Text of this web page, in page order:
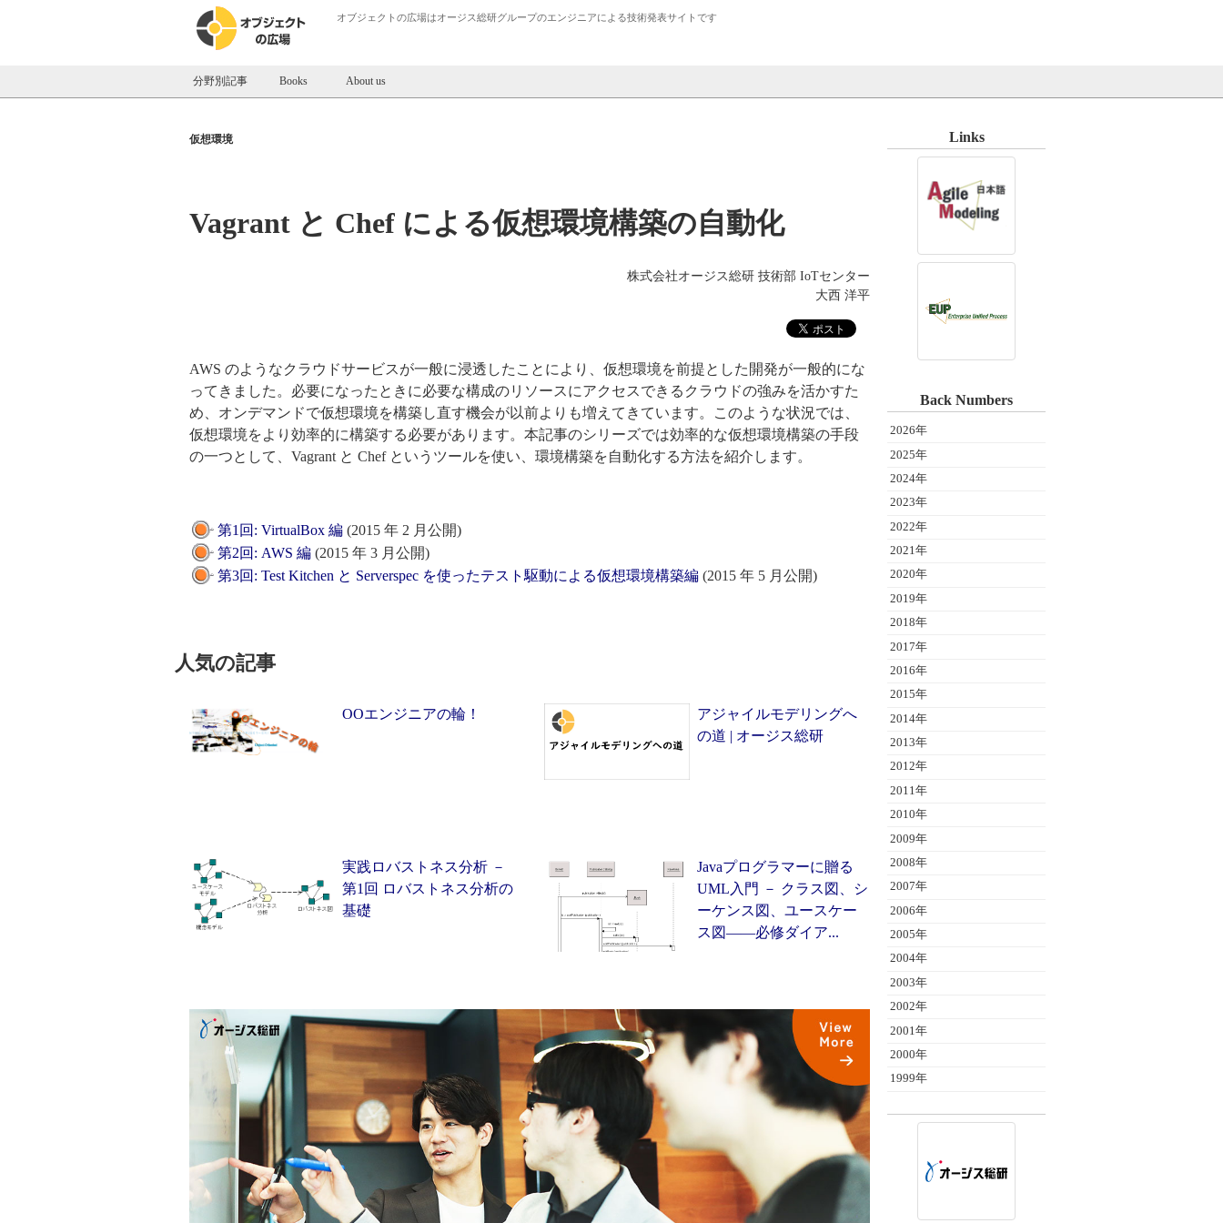
オブジェクトの広場はオージス総研グループのエンジニアによる技術発表サイトです
分野別記事 Books About us
仮想環境
Vagrant と Chef による仮想環境構築の自動化
株式会社オージス総研 技術部 IoTセンター
大西 洋平
AWS のようなクラウドサービスが一般に浸透したことにより、仮想環境を前提とした開発が一般的にな
ってきました。必要になったときに必要な構成のリソースにアクセスできるクラウドの強みを活かすた
め、オンデマンドで仮想環境を構築し直す機会が以前よりも増えてきています。このような状況では、
仮想環境をより効率的に構築する必要があります。本記事のシリーズでは効率的な仮想環境構築の手段
の一つとして、Vagrant と Chef というツールを使い、環境構築を自動化する方法を紹介します。
第1回: VirtualBox 編 (2015 年 2 月公開)
第2回: AWS 編 (2015 年 3 月公開)
第3回: Test Kitchen と Serverspec を使ったテスト駆動による仮想環境構築編 (2015 年 5 月公開)
人気の記事
OOエンジニアの輪！
アジャイルモデリングへ
の道 | オージス総研
実践ロバストネス分析 －
第1回 ロバストネス分析の
基礎
Javaプログラマーに贈る
UML入門 － クラス図、シ
ーケンス図、ユースケー
ス図——必修ダイア...
Links
Back Numbers
2026年
2025年
2024年
2023年
2022年
2021年
2020年
2019年
2018年
2017年
2016年
2015年
2014年
2013年
2012年
2011年
2010年
2009年
2008年
2007年
2006年
2005年
2004年
2003年
2002年
2001年
2000年
1999年